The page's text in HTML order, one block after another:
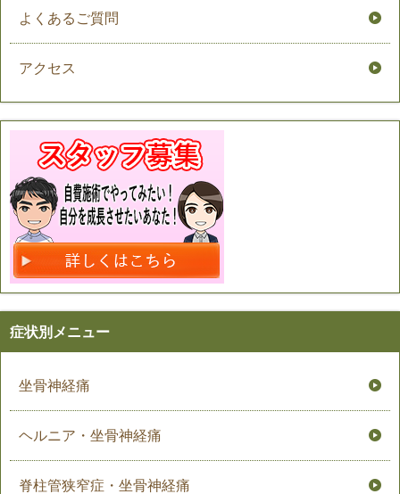
よくあるご質問
アクセス
症状別メニュー
坐骨神経痛
ヘルニア・坐骨神経痛
脊柱管狭窄症・坐骨神経痛